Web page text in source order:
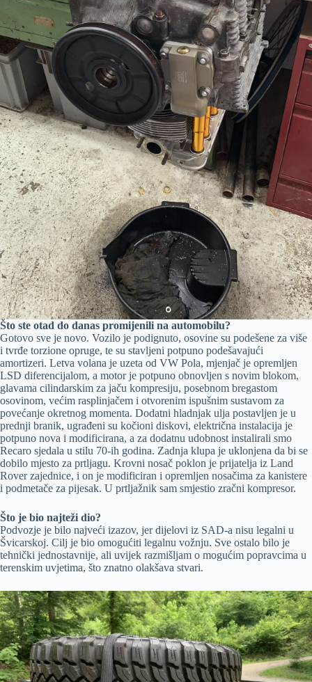
Što ste otad do danas promijenili na automobilu?
Gotovo sve je novo. Vozilo je podignuto, osovine su podešene za više
i tvrđe torzione opruge, te su stavljeni potpuno podešavajući
amortizeri. Letva volana je uzeta od VW Pola, mjenjač je opremljen
LSD diferencijalom, a motor je potpuno obnovljen s novim blokom,
glavama cilindarskim za jaču kompresiju, posebnom bregastom
osovinom, većim rasplinjačem i otvorenim ispušnim sustavom za
povećanje okretnog momenta. Dodatni hladnjak ulja postavljen je u
prednji branik, ugrađeni su kočioni diskovi, električna instalacija je
potpuno nova i modificirana, a za dodatnu udobnost instalirali smo
Recaro sjedala u stilu 70-ih godina. Zadnja klupa je uklonjena da bi se
dobilo mjesto za prtljagu. Krovni nosač poklon je prijatelja iz Land
Rover zajednice, i on je modificiran i opremljen nosačima za kanistere
i podmetače za pijesak. U prtljažnik sam smjestio zračni kompresor.
Što je bio najteži dio?
Podvozje je bilo najveći izazov, jer dijelovi iz SAD-a nisu legalni u
Švicarskoj. Cilj je bio omogućiti legalnu vožnju. Sve ostalo bilo je
tehnički jednostavnije, ali uvijek razmišljam o mogućim popravcima u
terenskim uvjetima, što znatno olakšava stvari.